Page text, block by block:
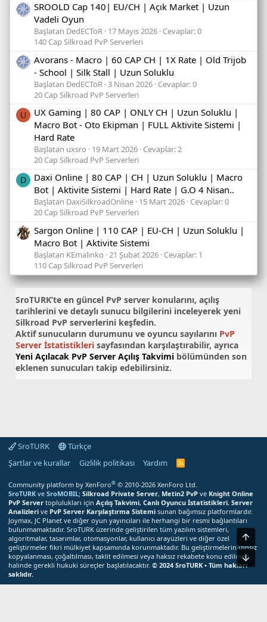
SROOLD Cap 140| EU/CH | Açık Market | Uzun
Vadeli Oyun
Başlatan DedECToR 17 Mayıs 2026 Cevaplar: 0
140 Cap Silkroad PvP Serverleri
Avorans - Macro | 60 CAP CH | 1X Rate | Old Trijob
- School | Silk Stall | Uzun Soluklu
Başlatan DedECToR 3 Nisan 2026 Cevaplar: 0
20 Cap Silkroad PvP Serverleri
U
UX Gaming | 80 CAP | ONLY CH | Uzun Soluklu |
Macro Bot - Oto Ekipman | FULL Aktivite Sistemi |
Hard Rate
Başlatan uxsro 19 Mart 2026 Cevaplar: 2
20 Cap Silkroad PvP Serverleri
D
Daxi Online | 80 CAP | CH | Uzun Soluklu | Macro
Bot | Aktivite Sistemi | Hard Rate | G.O 4 Nisan..
Başlatan DaxiSilkroadOnline 15 Mart 2026 Cevaplar: 0
20 Cap Silkroad PvP Serverleri
Sargon Online | 110 CAP | EU-CH | Uzun Soluklu |
Macro Bot | Aktivite Sistemi
Başlatan KEmalinko 21 Şubat 2026 Cevaplar: 1
110 Cap Silkroad PvP Serverleri
SroTURK’te en güncel PvP server konularını, açılış
tarihlerini ve detaylı sunucu bilgilerini inceleyerek yeni
Silkroad PvP serverlerini keşfedin.
Aktif sunucuların durumunu ve oyuncu sayılarını PvP
Server İstatistikleri sayfasından karşılaştırabilir, ayrıca
Yeni Açılacak PvP Server Açılış Takvimi bölümünden son
eklenen sunucuları takip edebilirsiniz.
SroTURK
Türkçe
Şartlar ve kurallar
Gizlilik politikası Yardım
S
T
U
R
K
R
S
S
M
e
r
Community platform by XenForo® © 2010-2026 XenForo Ltd.
SroTURK ve SroMOBIL; Silkroad Private Server, Metin2 PvP ve Knight Online
PvP Server toplulukları için Açılış Takvimi, Canlı Oyuncu İstatistikleri, Server
Analizleri ve PvP Server Karşılaştırma Sistemi sunan bağımsız platformlardır.
Joymax, JC Planet ve diğer oyun yayıncıları ile herhangi bir resmi bağlantıları
bulunmamaktadır. SroTURK üzerinde geliştirilen tüm yazılım sistemleri,
algoritmalar, tasarımlar, otomasyonlar, kullanıcı arayüzleri ve diğer özel
geliştirmeler fikri mülkiyet kapsamında korunmaktadır. Bu geliştirmelerin izinsiz
kopyalanması, çoğaltılması, taklit edilmesi veya haksız rekabete konu edilmesi
halinde gerekli hukuki süreçler başlatılacaktır. © 2024 SroTURK • Tüm hakları
saklıdır.